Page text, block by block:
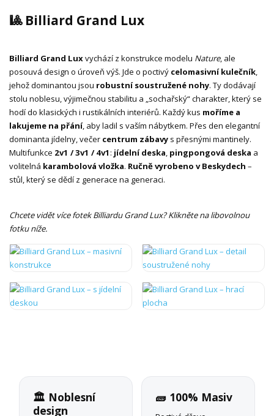
🎱 Billiard Grand Lux
Billiard Grand Luxvychází z konstrukce modelu Nature, ale
posouvá design o úroveň výš. Jde o poctivý celomasivní kulečník,
jehož dominantou jsou robustní soustružené nohy. Ty dodávají
stolu noblesu, výjimečnou stabilitu a „sochařský“ charakter, který se
hodí do klasických i rustikálních interiérů. Každý kus moříme a
lakujeme na přání, aby ladil s vaším nábytkem. Přes den elegantní
dominanta jídelny, večer centrum zábavy s přesnými mantinely.
Multifunkce 2v1 / 3v1 / 4v1 : jídelní deska, pingpongová deska a
volitelná karambolová vložka. Ručně vyrobeno v Beskydech –
stůl, který se dědí z generace na generaci.
Chcete vidět více fotek Billiardu Grand Lux? Klikněte na libovolnou
fotku níže.
🏛️ Noblesní
design
🧱 100% Masiv